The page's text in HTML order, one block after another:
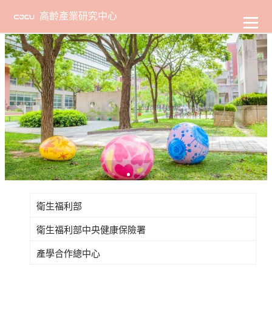
主
內
容
高齡產業研究中心
1 2 3 4
衛生福利部
衛生福利部中央健康保險署
產學合作總中心